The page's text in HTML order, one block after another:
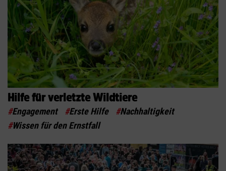
Hilfe für verletzte Wildtiere
#Engagement #Erste Hilfe #Nachhaltigkeit
#Wissen für den Ernstfall